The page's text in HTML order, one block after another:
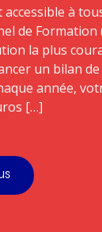
à
de Formation
la plus
un bilan de
année,
[…]